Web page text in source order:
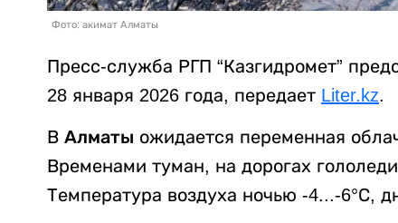
Фото: акимат Алматы
Пресс-служба РГП “Казгидромет”
28 января 2026 года, передает Liter.kz.
В Алматы ожидается переменная
Временами туман, на дорогах
Температура воздуха ночью -4...-6°С,